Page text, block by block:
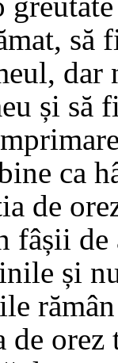
să
dar
și să
ca
de
fâșii
și